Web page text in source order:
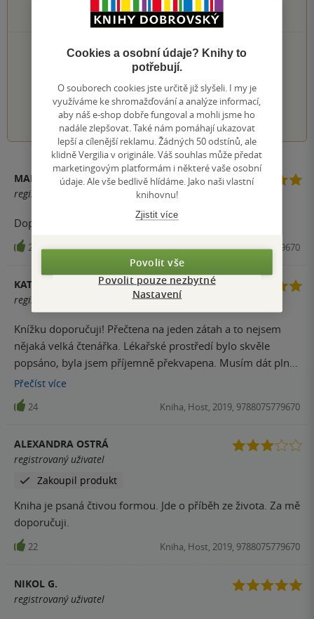
0×
1 hvezdička
PŘIDEJTE SVÉ HODNOCENÍ KNIHY
Hodnocení našich knihkupců: 0.0 z 5
1 2 3 4 5
MARCELA
registrovaný uživatel
Doporučuji
25 Kniha, Host, 2019, 9788075779670
KATEŘINA
registrovaný uživatel
Knížku doporučuji! Přečtena na jeden zátah a to nejsem
nějaká velká čtenářka. Lékařské prostředí bylo skvěle
popsáno, byla jsem příjemně překvapena. Musím dát plné
hodnocení! :)
Přečíst více
24 Kniha, Host, 2019, 9788075779670
ALEXANDRA OSTRÁ
registrovaný uživatel
Zakoupil produkt
Kniha je psaná čtivou formou. Jde o příběh ze života. Za mě
doporučuji.
22 Kniha, Host, 2019, 9788075779670
NIKOL G.
registrovaný uživatel
Cookies a osobní údaje? Knihy to
potřebují.
O souborech cookies jste určitě již slyšeli. I my je
využíváme ke shromažďování a analýze informací,
aby náš e-shop dobře fungoval a mohli jsme ho
nadále zlepšovat. Také nám pomáhají ukazovat
lepší a cílenější reklamu. Žádných 50 odstínů, ale
klidně Vergilia v originále. Váš souhlas může předat
marketingovým platformám i některé vaše osobní
údaje. Ale vše bedlivě hlídáme. Jako naši vlastní
knihovnu!
Zjistit více
Povolit vše
Povolit pouze nezbytné
Nastavení